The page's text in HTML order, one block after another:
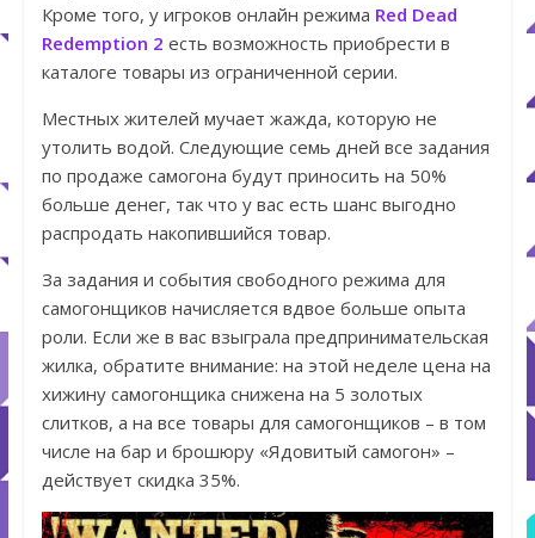
Кроме того, у игроков онлайн режима Red Dead
Redemption 2 есть возможность приобрести в
каталоге товары из ограниченной серии.
Местных жителей мучает жажда, которую не
утолить водой. Следующие семь дней все задания
по продаже самогона будут приносить на 50%
больше денег, так что у вас есть шанс выгодно
распродать накопившийся товар.
За задания и события свободного режима для
самогонщиков начисляется вдвое больше опыта
роли. Если же в вас взыграла предпринимательская
жилка, обратите внимание: на этой неделе цена на
хижину самогонщика снижена на 5 золотых
слитков, а на все товары для самогонщиков – в том
числе на бар и брошюру «Ядовитый самогон» –
действует скидка 35%.